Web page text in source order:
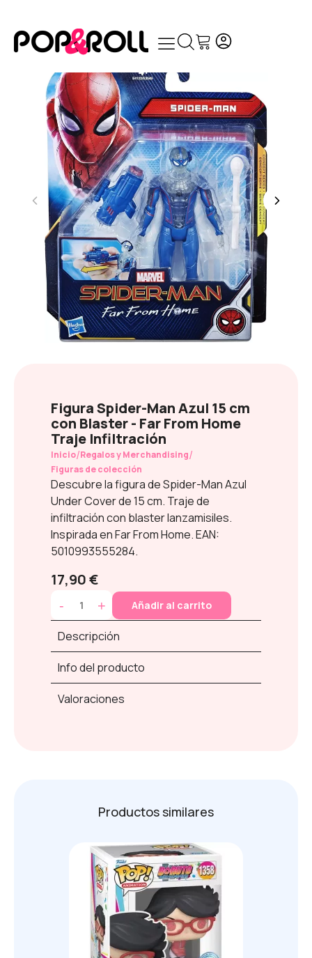
Figura Spider-Man Azul 15 cm
con Blaster - Far From Home
Traje Infiltración
Inicio/Regalos y Merchandising/
Figuras de colección
Descubre la figura de Spider-Man Azul
Under Cover de 15 cm. Traje de
infiltración con blaster lanzamisiles.
Inspirada en Far From Home. EAN:
5010993555284.
17,90 €
- + Añadir al carrito
Descripción
Info del producto
Valoraciones
Productos similares